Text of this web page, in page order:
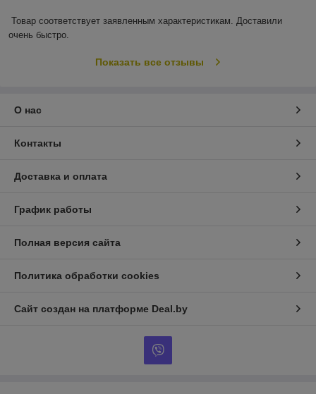
Товар соответствует заявленным характеристикам. Доставили
очень быстро.
Показать все отзывы
О нас
Контакты
Доставка и оплата
График работы
Полная версия сайта
Политика обработки cookies
Сайт создан на платформе Deal.by